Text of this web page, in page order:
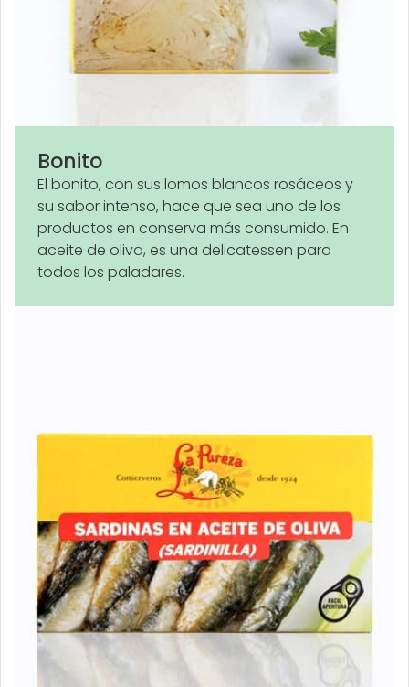
Bonito
El bonito, con sus lomos blancos rosáceos y
su sabor intenso, hace que sea uno de los
productos en conserva más consumido. En
aceite de oliva, es una delicatessen para
todos los paladares.